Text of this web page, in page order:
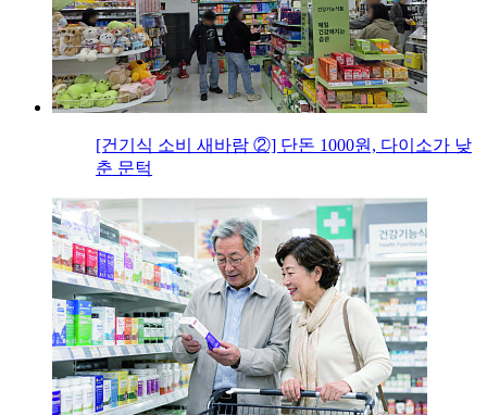
[건기식 소비 새바람 ②] 단돈 1000원, 다이소가 낮
춘 문턱